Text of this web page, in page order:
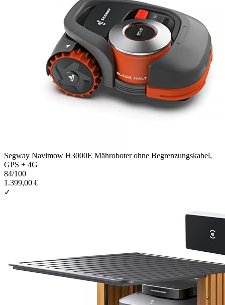
Segway Navimow H3000E Mähroboter ohne Begrenzungskabel,
GPS + 4G
84/100
1.399,00 €
✓